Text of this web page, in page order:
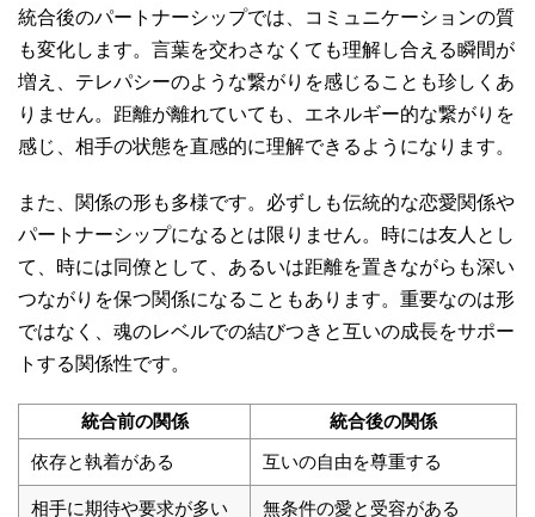
統合後のパートナーシップでは、コミュニケーションの質
も変化します。言葉を交わさなくても理解し合える瞬間が
増え、テレパシーのような繋がりを感じることも珍しくあ
りません。距離が離れていても、エネルギー的な繋がりを
感じ、相手の状態を直感的に理解できるようになります。
また、関係の形も多様です。必ずしも伝統的な恋愛関係や
パートナーシップになるとは限りません。時には友人とし
て、時には同僚として、あるいは距離を置きながらも深い
つながりを保つ関係になることもあります。重要なのは形
ではなく、魂のレベルでの結びつきと互いの成長をサポー
トする関係性です。
統合前の関係
統合後の関係
依存と執着がある
互いの自由を尊重する
相手に期待や要求が多い 無条件の愛と受容がある